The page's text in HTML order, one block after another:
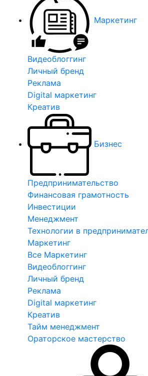
Маркетинг
Видеоблоггинг
Личный бренд
Реклама
Digital маркетинг
Креатив
Бизнес
Предпринимательство
Финансовая грамотность
Инвестиции
Менеджмент
Технологии в
Маркетинг
Все Маркетинг
Видеоблоггинг
Личный бренд
Реклама
Digital маркетинг
Креатив
Тайм менеджмент
Ораторское мастерство